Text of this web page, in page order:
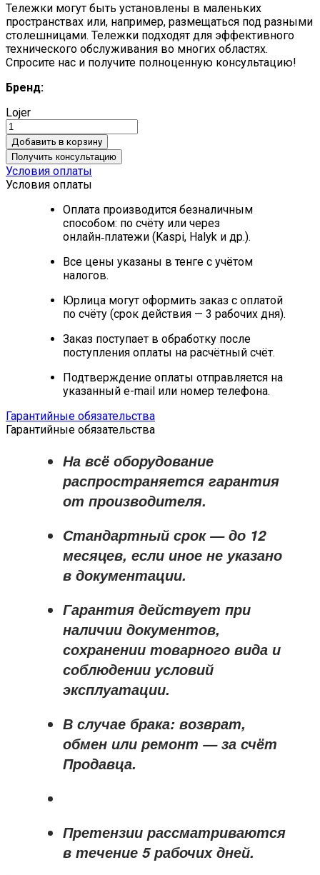
Тележки могут быть установлены в маленьких
пространствах или, например, размещаться под разными
столешницами. Тележки подходят для эффективного
технического обслуживания во многих областях.
Спросите нас и получите полноценную консультацию!
Бренд:
Lojer
Добавить в корзину
Получить консультацию
Условия оплаты
Условия оплаты
Оплата производится безналичным
способом: по счёту или через
онлайн‑платежи (Kaspi, Halyk и др.).
Все цены указаны в тенге с учётом
налогов.
Юрлица могут оформить заказ с оплатой
по счёту (срок действия — 3 рабочих дня).
Заказ поступает в обработку после
поступления оплаты на расчётный счёт.
Подтверждение оплаты отправляется на
указанный e-mail или номер телефона.
Гарантийные обязательства
Гарантийные обязательства
На всё оборудование
распространяется гарантия
от производителя.
Стандартный срок — до 12
месяцев, если иное не указано
в документации.
Гарантия действует при
наличии документов,
сохранении товарного вида и
соблюдении условий
эксплуатации.
В случае брака: возврат,
обмен или ремонт —за счёт
Продавца.
Претензии рассматриваются
в течение 5 рабочих дней.